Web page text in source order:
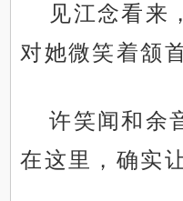
见江念看来
对她微笑着颔首
许笑闻和余
在这里，确实